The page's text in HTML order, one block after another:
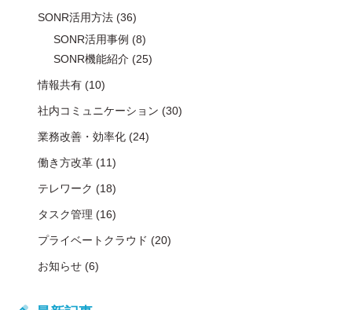
SONR活用方法 (36)
SONR活用事例 (8)
SONR機能紹介 (25)
情報共有 (10)
社内コミュニケーション (30)
業務改善・効率化 (24)
働き方改革 (11)
テレワーク (18)
タスク管理 (16)
プライベートクラウド (20)
お知らせ (6)